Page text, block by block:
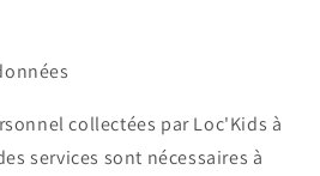
collectées par Loc'Kids à
services sont nécessaires à